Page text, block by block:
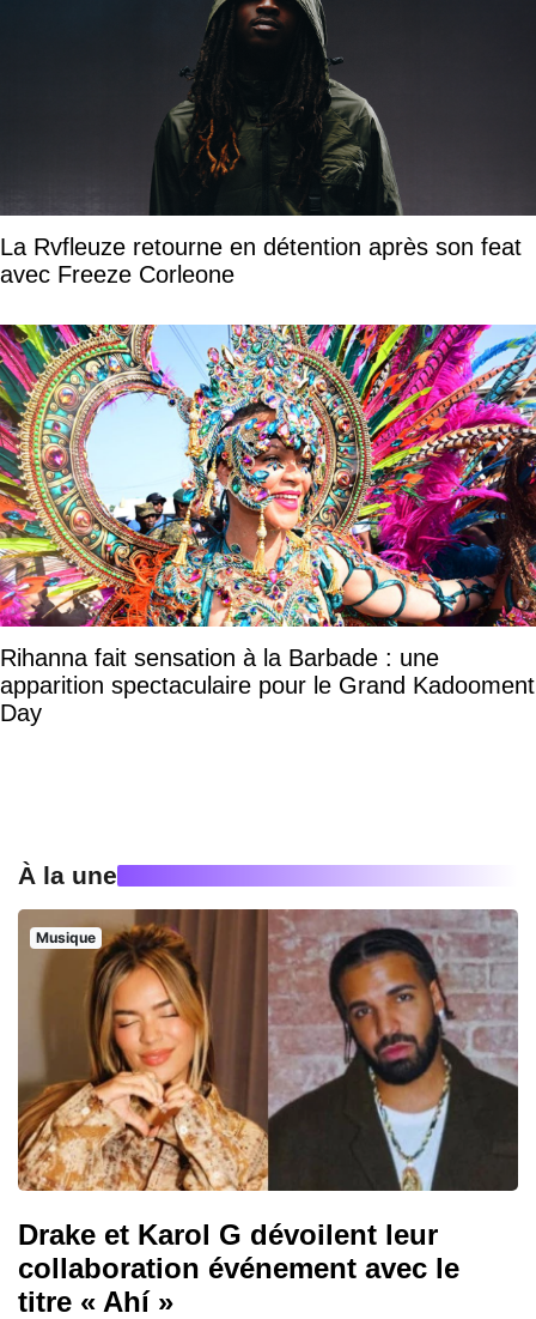
La Rvfleuze retourne en détention après son feat
avec Freeze Corleone
Rihanna fait sensation à la Barbade : une
apparition spectaculaire pour le Grand Kadooment
Day
À la une
Musique
Drake et Karol G dévoilent leur
collaboration événement avec le
titre « Ahí »